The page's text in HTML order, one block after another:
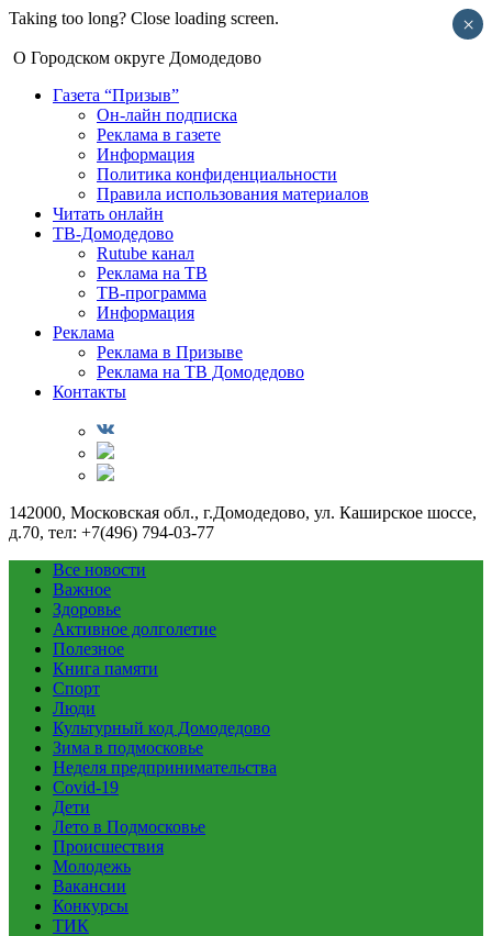
Taking too long? Close loading screen.
О Городском округе Домодедово
Газета “Призыв”
Он-лайн подписка
Реклама в газете
Информация
Политика конфиденциальности
Правила использования материалов
Читать онлайн
ТВ-Домодедово
Rutube канал
Реклама на ТВ
ТВ-программа
Информация
Реклама
Реклама в Призыве
Реклама на ТВ Домодедово
Контакты
142000, Московская обл., г.Домодедово, ул. Каширское шоссе,
д.70, тел: +7(496) 794-03-77
Все новости
Важное
Здоровье
Активное долголетие
Полезное
Книга памяти
Спорт
Люди
Культурный код Домодедово
Зима в подмосковье
Неделя предпринимательства
Covid-19
Дети
Лето в Подмосковье
Происшествия
Молодежь
Вакансии
Конкурсы
ТИК
×